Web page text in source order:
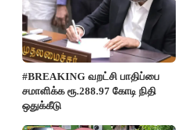
#BREAKING வறட்சி பாதிப்பை
சமாளிக்க ரூ.288.97 கோடி நிதி
ஒதுக்கீடு